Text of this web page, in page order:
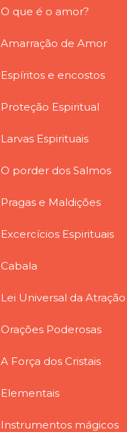
O que é o amor?
Amarração de Amor
Espíritos e encostos
Proteção Espiritual
Larvas Espirituais
O porder dos Salmos
Pragas e Maldições
Excercícios Espirituais
Cabala
Lei Universal da Atração
Orações Poderosas
A Força dos Cristais
Elementais
Instrumentos mágicos